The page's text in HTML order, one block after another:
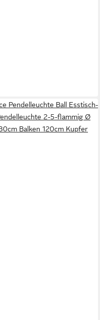
Pendelleuchte Ball Esstisch-
2-5-flammig Ø
Balken 120cm Kupfer